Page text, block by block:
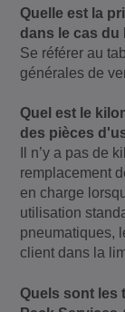
Quelle est la
dans le cas du
Se référer au
générales de
Quel est le
des pièces
Il n’y a pas de
remplacement
en charge
utilisation
pneumatiques,
client dans la
Quels sont les